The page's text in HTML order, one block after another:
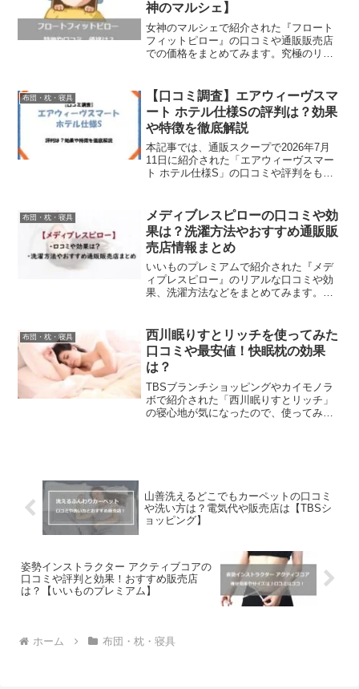
神のマルシェ】
女神のマルシェで紹介された『フロート
フィットピロー』の口コミや通販販売店
での価格をまとめてみます。究極のリラ
っても柔らかいふくらみがやさしく頭と
首を支えてくれるのがポイ...
布団・枕・寝具
【口コミ調査】エアウィーヴスマ
ート ホテル仕様Sの評判は？効果
や特徴を徹底解説
本記事では、通販スクープで2026年7月
11日に紹介された「エアウィーヴスマー
ト ホテル仕様S」の口コミや評判をもと
めました。口コミまとめ良い口コミ：寝
起きがラクになっ...
布団・枕・寝具
メディブレスピローの口コミや効
果は？洗濯方法やおすすめ通販販
売店情報まとめ
いいものプレミアムで紹介された『メデ
ィプレスピロー』のリアルな口コミや効
果、洗濯方法などをまとめてみます。デ
うことに徹底して作られた枕。寝るだけ
で脱力状態になり、深い呼...
布団・枕・寝具
西川眠りすとリッチを使ってみた
口コミや最安値！快眠枕の効果
は？
TBSブランチショッピングやカイモノラ
ボで紹介された「西川眠りすとリッチ」
の寝心地が気になったので、使ってみた
山善洗えるどこでもカーペットの口コミ
や洗い方は？電気代や販売店は【TBSシ
ョッピング】
姿勢インストラクター アクティブコアの
口コミや評判と効果！おすすめ販売店
は？【いいものプレミアム】
ホーム 布団・枕・寝具